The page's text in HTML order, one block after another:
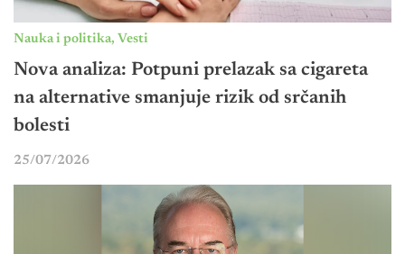
Nauka i politika, Vesti
Nova analiza: Potpuni prelazak sa cigareta
na alternative smanjuje rizik od srčanih
bolesti
25/07/2026